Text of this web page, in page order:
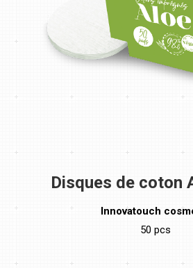
Disques de coton
Innovatouch
50 pcs